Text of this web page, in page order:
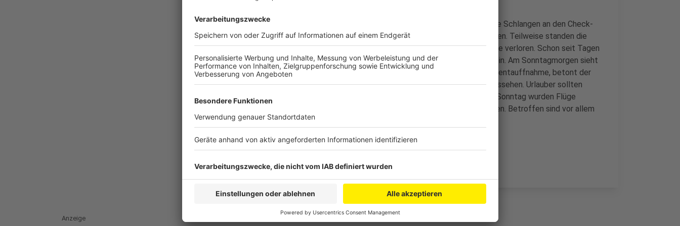
Freitag und Samstag war die Geduld der Reisenden gefragt. Lange Schlangen an den Check-
In-Schaltern und vor der Sicherheitskontrolle zerrten an den Nerven. Teilweise standen die
Wartenden quer durch die Terminals. Wer auf Toilette wollte hatte verloren. Schon seit Tagen
rät der Flughafen, mindestens 2,5 bis drei Stunden früher da zu sein. Am Sonntagmorgen sieht
die Lage besser aus, von Chaos keine Spur. Das ist aber eine Momentauffnahme, betont der
Radio-Erft-Reporter vor Ort. Schnell kann das Bild ganz anders aussehen. Urlauber sollten
weiterhin mit einem deutlichen Zeitpuffer anreisen. Und auch am Sonntag wurden Flüge
gestrichen, zum Beispiel nach Bologna, London, Prag oder München. Betroffen sind vor allem
Eurowings-Flüge.
Anzeige
Anzeige